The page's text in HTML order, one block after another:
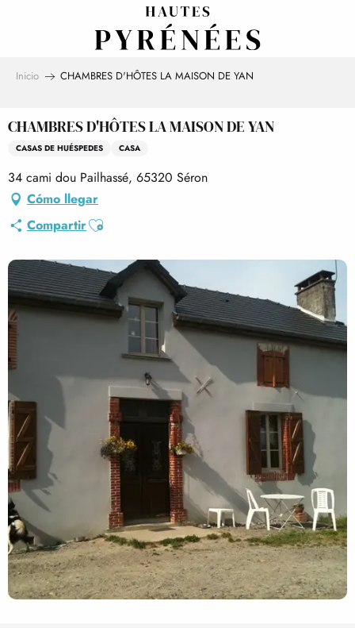
Inicio CHAMBRES D'HÔTES LA MAISON DE YAN
CHAMBRES D'HÔTES LA MAISON DE YAN
CASAS DE HUÉSPEDES CASA
34 cami dou Pailhassé, 65320 Séron
Cómo llegar
CompartirAjouter aux favoris